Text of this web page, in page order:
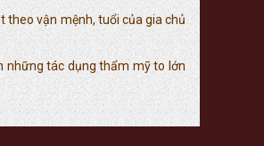
theo vận mệnh, tuổi của gia chủ
những tác dụng thẩm mỹ to lớn